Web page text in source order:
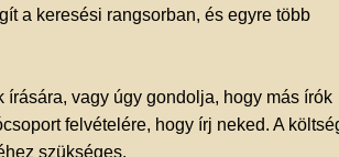
a keresési rangsorban, és egyre több
vagy úgy gondolja, hogy más írók
felvételére, hogy írj neked. A
szükséges.